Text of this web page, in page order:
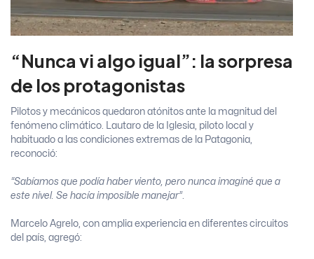
“Nunca vi algo igual”: la sorpresa
de los protagonistas
Pilotos y mecánicos quedaron atónitos ante la magnitud del
fenómeno climático. Lautaro de la Iglesia, piloto local y
habituado a las condiciones extremas de la Patagonia,
reconoció:
“Sabíamos que podía haber viento, pero nunca imaginé que a
este nivel. Se hacía imposible manejar”
Marcelo Agrelo, con amplia experiencia en diferentes circuitos
del país, agregó: